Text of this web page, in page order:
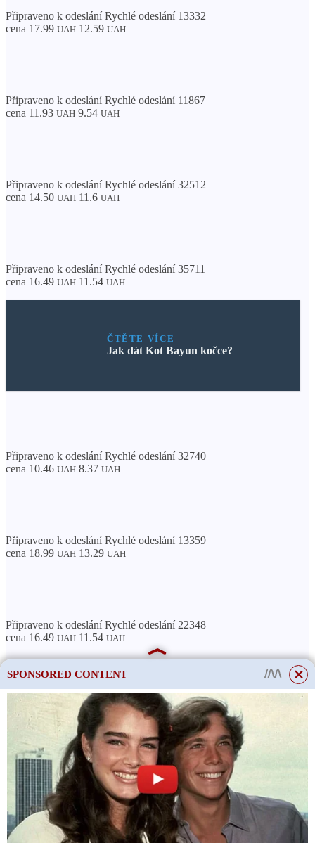
Připraveno k odeslání Rychlé odeslání 13332
cena 17.99 UAH 12.59 UAH
Připraveno k odeslání Rychlé odeslání 11867
cena 11.93 UAH 9.54 UAH
Připraveno k odeslání Rychlé odeslání 32512
cena 14.50 UAH 11.6 UAH
Připraveno k odeslání Rychlé odeslání 35711
cena 16.49 UAH 11.54 UAH
ČTĚTE VÍCE
Jak dát Kot Bayun kočce?
Připraveno k odeslání Rychlé odeslání 32740
cena 10.46 UAH 8.37 UAH
Připraveno k odeslání Rychlé odeslání 13359
cena 18.99 UAH 13.29 UAH
Připraveno k odeslání Rychlé odeslání 22348
cena 16.49 UAH 11.54 UAH
Připraveno k odeslání Rychlé odeslání 32497
cena 10.46
UAH 8.37UAH
Připraveno k odeslání Rychlé odeslání 10759
cena 6.90UAH 4.83 UAH
SPONSORED CONTENT